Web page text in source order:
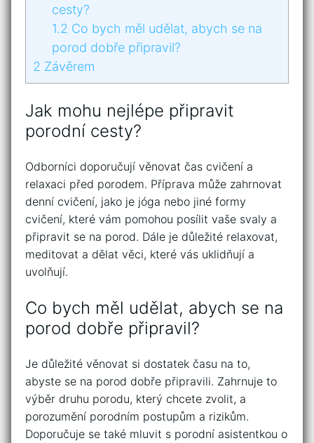
cesty?
1.2 Co bych měl udělat, abych se na
porod dobře připravil?
2 Závěrem
Jak mohu nejlépe připravit
porodní cesty?
Odborníci doporučují věnovat čas cvičení a
relaxaci před porodem. Příprava může zahrnovat
denní cvičení, jako je jóga nebo jiné formy
cvičení, které vám pomohou posílit vaše svaly a
připravit se na porod. Dále je důležité relaxovat,
meditovat a dělat věci, které vás uklidňují a
uvolňují.
Co bych měl udělat, abych se na
porod dobře připravil?
Je důležité věnovat si dostatek času na to,
abyste se na porod dobře připravili. Zahrnuje to
výběr druhu porodu, který chcete zvolit, a
porozumění porodním postupům a rizikům.
Doporučuje se také mluvit s porodní asistentkou o